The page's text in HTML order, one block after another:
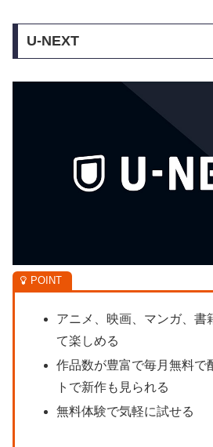
U-NEXT
アニメ、映画、マンガ、書
て楽しめる
作品数が豊富で毎月無料で
トで新作も見られる
無料体験で気軽に試せる